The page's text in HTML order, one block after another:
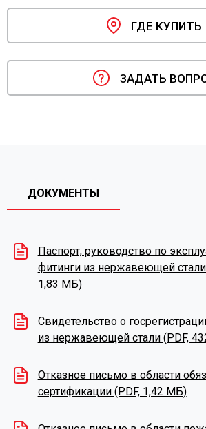
ГДЕ КУПИТЬ
ЗАДАТЬ
ДОКУМЕНТЫ
Паспорт, руководство по
фитинги из нержавеющей стали
1,83 МБ)
Свидетельство о
из нержавеющей стали (PDF,
Отказное письмо в области
сертификации (PDF, 1,42 МБ)